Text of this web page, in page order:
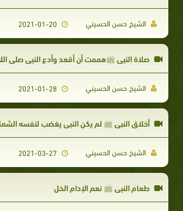
الشيخ حسن الحسيني 2021-01-20
صلاة النبي ﷺهممت أن أقعد وأدع النبي صلى
الشيخ حسن الحسيني​ 2021-01-28
أخلاق النبي ﷺ لم يكن النبي يغضب لنفسه
الشيخ حسن الحسيني
طعام النبي ﷺ نعم الإدام الخل